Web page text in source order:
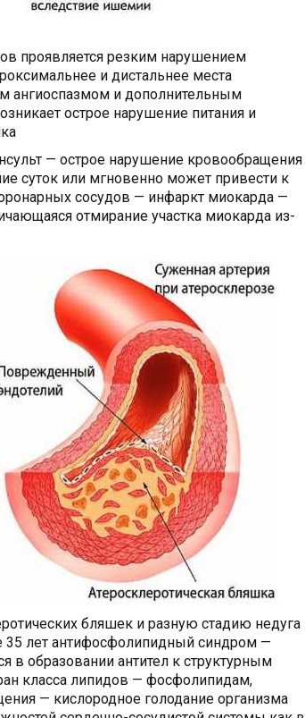
проявляется резким нарушением
и дистальнее места
ангиоспазмом и дополнительным
острое нарушение питания и
— острое нарушение кровообращения
суток или мгновенно может привести к
сосудов — инфаркт миокарда —
отмирание участка миокарда из-
бляшек и разную стадию недуга
35 лет антифосфолипидный синдром —
в образовании антител к структурным
класса липидов — фосфолипидам,
— кислородное голодание организма